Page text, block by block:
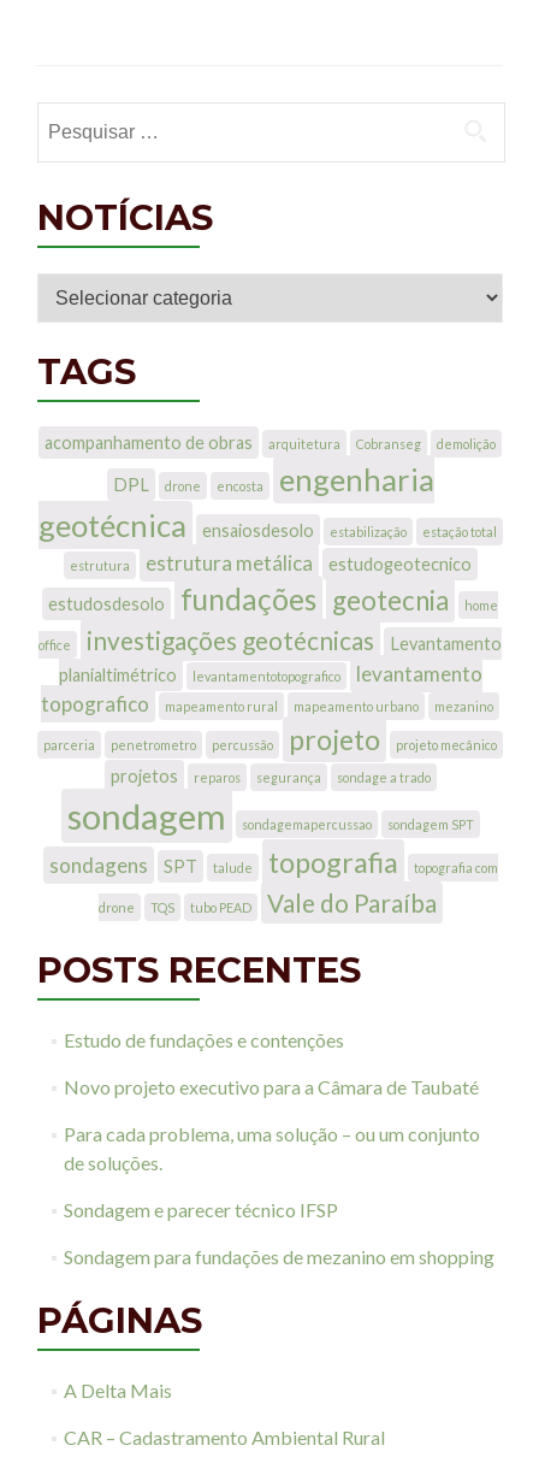
NOTÍCIAS
Notícias
TAGS
acompanhamento de obras arquitetura Cobranseg demolição
DPL drone encosta
engenharia
geotécnica
ensaiosdesolo estabilização estação total
estrutura estrutura metálica
estudogeotecnico
estudosdesolo
fundações geotecnia home
office investigações geotécnicas
Levantamento
planialtimétrico
levantamentotopografico
levantamento
topografico
mapeamento rural mapeamento urbano mezanino
parceria penetrometro percussão projeto projeto mecânico
projetos reparos segurança sondage a trado
sondagem sondagemapercussao sondagem SPT
sondagens SPT talude topografia topografia com
drone TQS tubo PEAD Vale do Paraíba
POSTS RECENTES
Estudo de fundações e contenções
Novo projeto executivo para a Câmara de Taubaté
Para cada problema, uma solução – ou um conjunto
de soluções.
Sondagem e parecer técnico IFSP
Sondagem para fundações de mezanino em shopping
PÁGINAS
A Delta Mais
CAR – Cadastramento Ambiental Rural